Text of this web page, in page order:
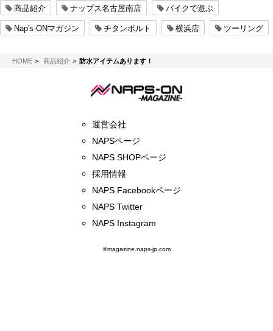
商品紹介 ナップス名古屋南店 バイクで遊ぶ
Nap's-ONマガジン チタンボルト 横浜店 ツーリング
HOMENAPS-ON マガジン
商品紹介 防水アイテムあります！
運営会社
NAPSページ
NAPS SHOPページ
採用情報
NAPS Facebookページ
NAPS Twitter
NAPS Instagram
©magazine.naps-jp.com